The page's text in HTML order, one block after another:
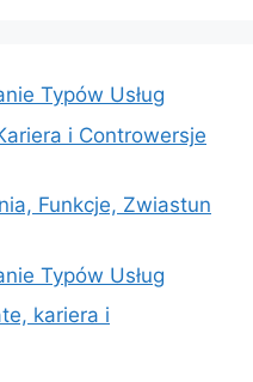
Typów Usług
i Controwersje
Funkcje, Zwiastun
Typów Usług
kariera i